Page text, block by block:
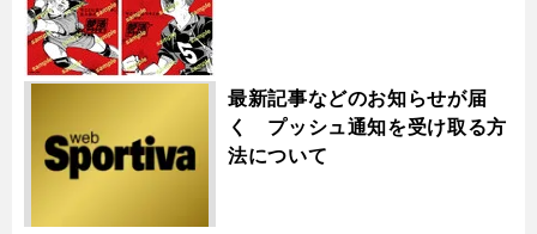
最新記事などのお知らせが届
く プッシュ通知を受け取る方
法について